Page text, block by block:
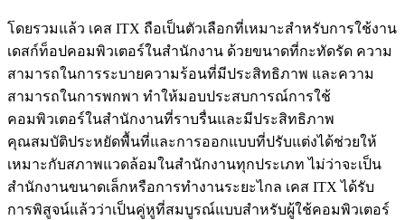
โดยรวมแล้ว เคส ITX ถือเป็นตัวเลือกที่เหมาะสำหรับการใช้งาน
เดสก์ท็อปคอมพิวเตอร์ในสำนักงาน ด้วยขนาดที่กะทัดรัด ความ
สามารถในการระบายความร้อนที่มีประสิทธิภาพ และความ
สามารถในการพกพา ทำให้มอบประสบการณ์การใช้
คอมพิวเตอร์ในสำนักงานที่ราบรื่นและมีประสิทธิภาพ
คุณสมบัติประหยัดพื้นที่และการออกแบบที่ปรับแต่งได้ช่วยให้
เหมาะกับสภาพแวดล้อมในสำนักงานทุกประเภท ไม่ว่าจะเป็น
สำนักงานขนาดเล็กหรือการทำงานระยะไกล เคส ITX ได้รับ
การพิสูจน์แล้วว่าเป็นคู่หูที่สมบูรณ์แบบสำหรับผู้ใช้คอมพิวเตอร์